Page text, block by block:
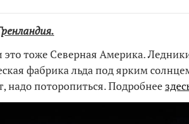
это тоже Северная Америка.
фабрика льда под ярким
надо поторопиться. Подробнее